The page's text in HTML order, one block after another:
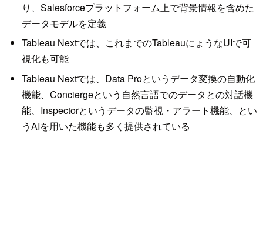
り、Salesforceプラットフォーム上で背景情報を含めた
データモデルを定義
Tableau Nextでは、これまでのTableauにょうなUIで可
視化も可能
Tableau Nextでは、Data Proというデータ変換の自動化
機能、Conciergeという自然言語でのデータとの対話機
能、Inspectorというデータの監視・アラート機能、とい
うAIを用いた機能も多く提供されている